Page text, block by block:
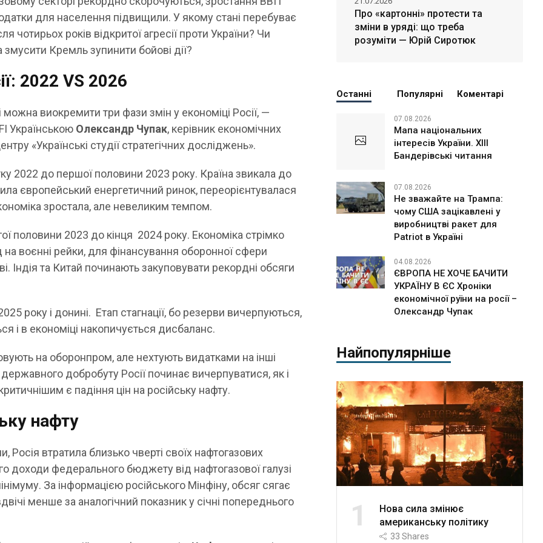
для населення підвищили. У якому стані перебуває
чотирьох років відкритої агресії проти України? Чи
Кремль зупинити бойові дії?
2022 VS 2026
можна виокремити три фази змін у економіці Росії, —
Українською Олександр Чупак, керівник економічних
«Українські студії стратегічних досліджень».
2022 до першої половини 2023 року. Країна звикала до
європейський енергетичний ринок, переорієнтувалася
зростала, але невеликим темпом.
половини 2023 до кінця 2024 року. Економіка стрімко
на воєнні рейки, для фінансування оборонної сфери
Індія та Китай починають закуповувати рекордні обсяги
року і донині. Етап стагнації, бо резерви вичерпуються,
і в економіці накопичується дисбаланс.
на оборонпром, але нехтують видатками на інші
добробуту Росії починає вичерпуватися, як і
є падіння цін на російську нафту.
нафту
Росія втратила близько чверті своїх нафтогазових
доходи федерального бюджету від нафтогазової галузі
За інформацією російського Мінфіну, обсяг сягає
менше за аналогічний показник у січні попереднього
Про «картонні» протести та
зміни в уряді: що треба
розуміти — Юрій Сиротюк
Останні Популярні Коментарі
07.08.2026
Мапа національних
інтересів України. ХІІІ
Бандерівські читання
07.08.2026
Не зважайте на Трампа:
чому США зацікавлені у
виробництві ракет для
Patriot в Україні
04.08.2026
ЄВРОПА НЕ ХОЧЕ БАЧИТИ
УКРАЇНУ В ЄС Хроніки
економічної руїни на росії –
Олександр Чупак
Найпопулярніше
1
Нова сила змінює
американську політику
33 Shares